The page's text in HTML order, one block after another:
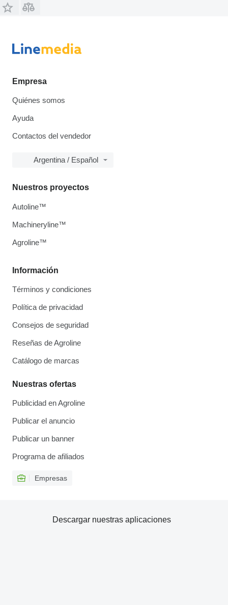
Empresa
Quiénes somos
Ayuda
Contactos del vendedor
Argentina / Español
Información
Términos y condiciones
Política de privacidad
Consejos de seguridad
Reseñas de Agroline
Catálogo de marcas
Nuestras ofertas
Publicidad en Agroline
Publicar el anuncio
Publicar un banner
Programa de afiliados
Empresas
Nuestros proyectos
Autoline™
Machineryline™
Agroline™
Descargar nuestras aplicaciones